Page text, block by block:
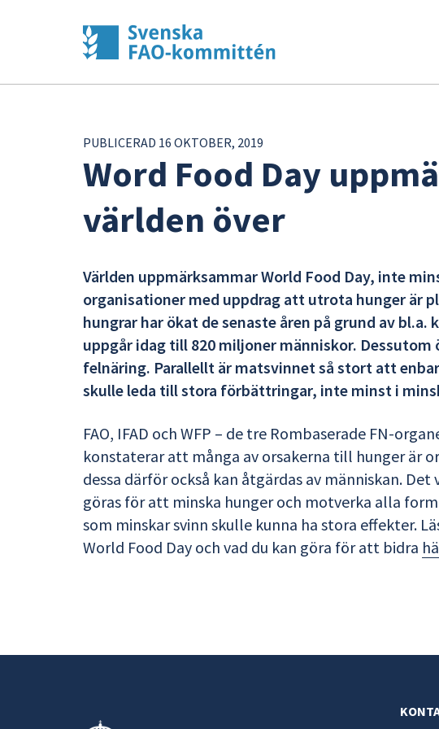
PUBLICERAD 16 OKTOBER, 2019
Word Food Day
världen över
Världen uppmärksammar World Food Day, inte
organisationer med uppdrag att utrota hunger är
hungrar har ökat de senaste åren på grund av
uppgår idag till 820 miljoner människor.
felnäring. Parallellt är matsvinnet så stort att
skulle leda till stora förbättringar, inte minst i
FAO, IFAD och WFP – de tre Rombaserade FN-
konstaterar att många av orsakerna till hunger är
dessa därför också kan åtgärdas av människan.
göras för att minska hunger och motverka alla
som minskar svinn skulle kunna ha stora effekter.
World Food Day och vad du kan göra för att bidra